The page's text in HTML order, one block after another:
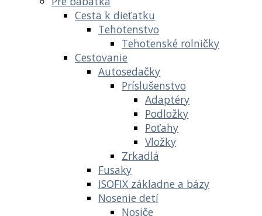
Cesta k dieťatku
Tehotenstvo
Tehotenské rolničky
Cestovanie
Autosedačky
Príslušenstvo
Adaptéry
Podložky
Poťahy
Vložky
Zrkadlá
Fusaky
ISOFIX základne a bázy
Nosenie detí
Nosiče